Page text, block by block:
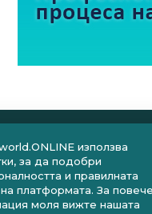
използва
за да подобри
и правилната
платформата. За повече
моля вижте нашата